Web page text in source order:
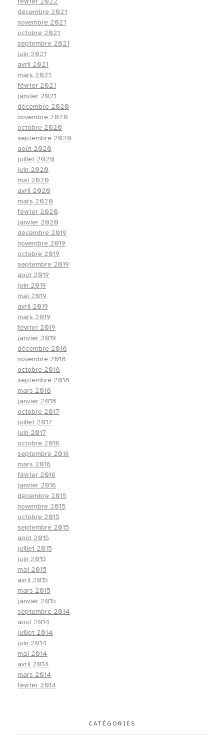
décembre 2021
novembre 2021
octobre 2021
septembre 2021
juin 2021
avril 2021
mars 2021
février 2021
janvier 2021
décembre 2020
novembre 2020
octobre 2020
septembre 2020
août 2020
juillet 2020
juin 2020
mai 2020
avril 2020
mars 2020
février 2020
janvier 2020
décembre 2019
novembre 2019
octobre 2019
septembre 2019
août 2019
juin 2019
mai 2019
avril 2019
mars 2019
février 2019
janvier 2019
décembre 2018
novembre 2018
octobre 2018
septembre 2018
mars 2018
janvier 2018
octobre 2017
juillet 2017
juin 2017
octobre 2016
septembre 2016
mars 2016
février 2016
janvier 2016
décembre 2015
novembre 2015
octobre 2015
septembre 2015
août 2015
juillet 2015
juin 2015
mai 2015
avril 2015
mars 2015
janvier 2015
septembre 2014
août 2014
juillet 2014
juin 2014
mai 2014
avril 2014
mars 2014
février 2014
CATÉGORIES